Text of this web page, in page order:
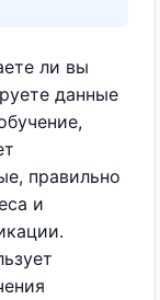
ли вы
данные
правильно
и